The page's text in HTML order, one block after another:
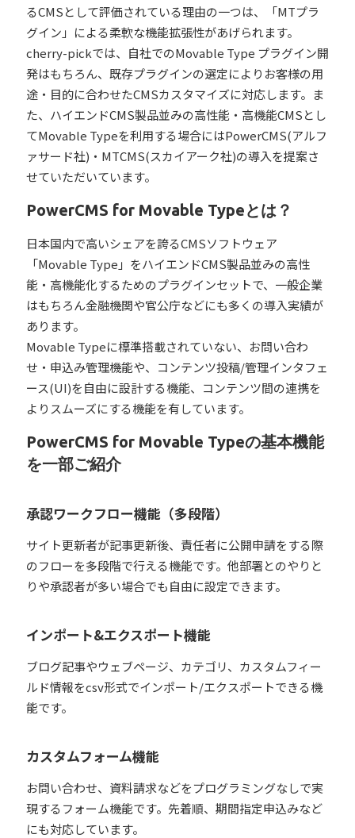
るCMSとして評価されている理由の一つは、「MTプラ
グイン」による柔軟な機能拡張性があげられます。
cherry-pickでは、自社でのMovable Type プラグイン開
発はもちろん、既存プラグインの選定によりお客様の用
途・目的に合わせたCMSカスタマイズに対応します。ま
た、ハイエンドCMS製品並みの高性能・高機能CMSとし
てMovable Typeを利用する場合にはPowerCMS(アルフ
ァサード社)・MTCMS(スカイアーク社)の導入を提案さ
せていただいています。
PowerCMS for Movable Typeとは？
日本国内で高いシェアを誇るCMSソフトウェア
「Movable Type」をハイエンドCMS製品並みの高性
能・高機能化するためのプラグインセットで、一般企業
はもちろん金融機関や官公庁などにも多くの導入実績が
あります。
Movable Typeに標準搭載されていない、お問い合わ
せ・申込み管理機能や、コンテンツ投稿/管理インタフェ
ース(UI)を自由に設計する機能、コンテンツ間の連携を
よりスムーズにする機能を有しています。
PowerCMS for Movable Typeの基本機能
を一部ご紹介
承認ワークフロー機能（多段階）
サイト更新者が記事更新後、責任者に公開申請をする際
のフローを多段階で行える機能です。他部署とのやりと
りや承認者が多い場合でも自由に設定できます。
インポート&エクスポート機能
ブログ記事やウェブページ、カテゴリ、カスタムフィー
ルド情報をcsv形式でインポート/エクスポートできる機
能です。
カスタムフォーム機能
お問い合わせ、資料請求などをプログラミングなしで実
現するフォーム機能です。先着順、期間指定申込みなど
にも対応しています。